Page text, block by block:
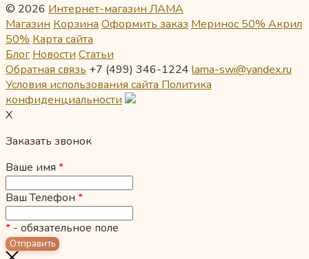
© 2026 Интернет-магазин ЛАМА
Магазин Корзина Оформить заказ Меринос 50% Акрил
50% Карта сайта
Блог Новости Статьи
Обратная связь +7 (499) 346-1224 lama-swi@yandex.ru
Условия использования сайта Политика
конфиденциальности
X
Заказать звонок
Ваше имя *
Ваш Телефон *
* - обязательное поле